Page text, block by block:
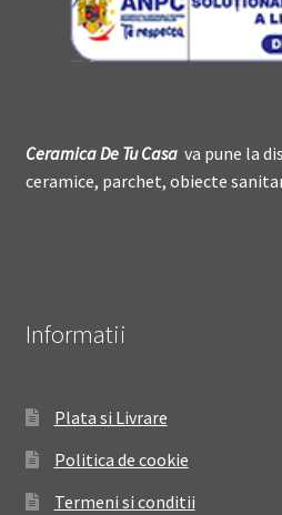
Ceramica DeTu Casava pune la
ceramice, parchet, obiecte
Informatii
Plata si Livrare
Politica de cookie
Termeni si conditii